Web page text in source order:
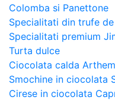
Colomba si Panettone
Specialitati din trufe
Specialitati premium
Turta dulce
Ciocolata calda
Smochine in ciocolata
Cirese in ciocolata